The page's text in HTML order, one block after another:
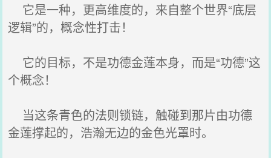
它是一种，更高维度的，来自整个世界“底层
逻辑”的，概念性打击！
它的目标，不是功德金莲本身，而是“功德”这
个概念！
当这条青色的法则锁链，触碰到那片由功德
金莲撑起的，浩瀚无边的金色光罩时。